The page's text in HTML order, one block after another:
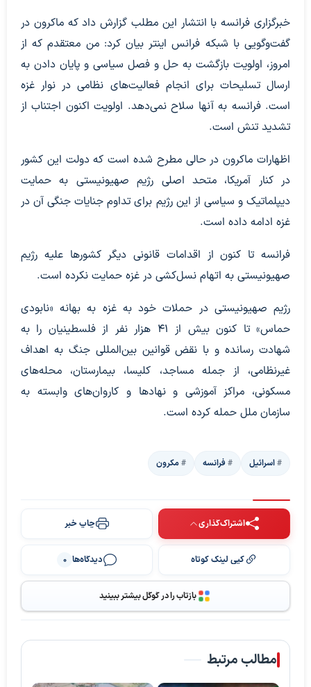
خبرگزاری فرانسه با انتشار این مطلب گزارش داد که ماکرون در
گفت‌وگویی با شبکه فرانس اینتر بیان کرد: من معتقدم که از
امروز، اولویت بازگشت به حل و فصل سیاسی و پایان دادن به
ارسال تسلیحات برای انجام فعالیت‌های نظامی در نوار غزه
است. فرانسه به آنها سلاح نمی‌دهد. اولویت اکنون اجتناب از
تشدید تنش است.
اظهارات ماکرون در حالی مطرح شده است که دولت این کشور
در کنار آمریکا، متحد اصلی رژیم صهیونیستی به حمایت
دیپلماتیک و سیاسی از این رژیم برای تداوم جنایات جنگی آن در
غزه ادامه داده است.
فرانسه تا کنون از اقدامات قانونی دیگر کشور‌ها علیه رژیم
صهیونیستی به اتهام نسل‌کشی در غزه حمایت نکرده است.
رژیم صهیونیستی در حملات خود به غزه به بهانه «نابودی
حماس» تا کنون بیش از ۴۱ هزار نفر از فلسطینیان را به
شهادت رسانده و با نقض قوانین بین‌المللی جنگ به اهداف
غیرنظامی، از جمله مساجد، کلیسا، بیمارستان، محله‌های
مسکونی، مراکز آموزشی و نهاد‌ها و کاروان‌های وابسته به
سازمان ملل حمله کرده است.
اسرائیل فرانسه مکرون
اشتراک‌گذاری چاپ خبر
کپی لینک کوتاه دیدگاه‌ها 0
بازتاب را در گوگل بیشتر ببینید
مطالب مرتبط